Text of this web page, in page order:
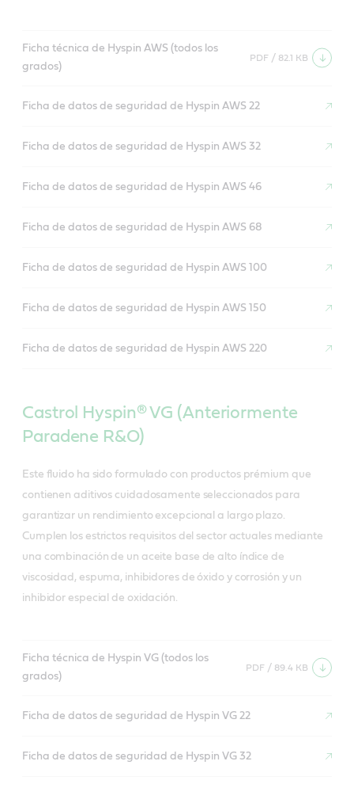
Ficha técnica de Hyspin AWS (todos los
grados)
PDF / 82.1 KB
Ficha de datos de seguridad de Hyspin AWS 22
Ficha de datos de seguridad de Hyspin AWS 32
Ficha de datos de seguridad de Hyspin AWS 46
Ficha de datos de seguridad de Hyspin AWS 68
Ficha de datos de seguridad de Hyspin AWS 100
Ficha de datos de seguridad de Hyspin AWS 150
Ficha de datos de seguridad de Hyspin AWS 220
Castrol Hyspin® VG (Anteriormente
Paradene R&O)
Este fluido ha sido formulado con productos prémium que
contienen aditivos cuidadosamente seleccionados para
garantizar un rendimiento excepcional a largo plazo.
Cumplen los estrictos requisitos del sector actuales mediante
una combinación de un aceite base de alto índice de
viscosidad, espuma, inhibidores de óxido y corrosión y un
inhibidor especial de oxidación.
Ficha técnica de Hyspin VG (todos los
grados)
PDF / 89.4 KB
Ficha de datos de seguridad de Hyspin VG 22
Ficha de datos de seguridad de Hyspin VG 32